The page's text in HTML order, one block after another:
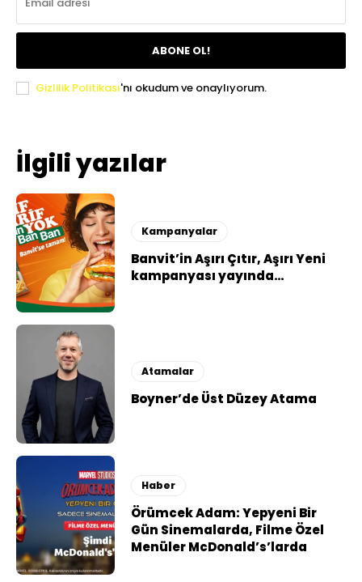
ABONE OL!
Gizlilik Politikası'nı okudum ve onaylıyorum.
İlgili yazılar
Kampanyalar
Banvit’in Aşırı Çıtır, Aşırı Yeni
kampanyası yayında…
Atamalar
Boyner’de Üst Düzey Atama
Haber
Örümcek Adam: Yepyeni Bir
Gün Sinemalarda, Filme Özel
Menüler McDonald’s’larda